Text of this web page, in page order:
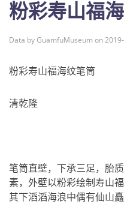
粉彩寿山福
Data by GuamfuMuseum on
粉彩寿山福海纹笔筒
清乾隆
笔筒直壁，下承三足，胎
素，外壁以粉彩绘制寿山
其下滔滔海浪中偶有仙山